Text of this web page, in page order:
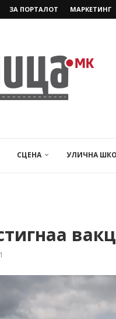
ЗА ПОРТАЛОТ МАРКЕТИНГ
СЦЕНА УЛИЧНА